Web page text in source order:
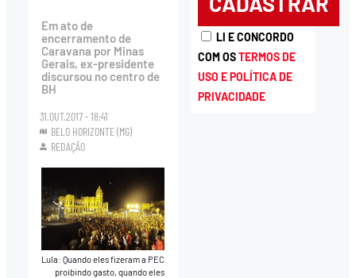
Em ato de
encerramento de
Caravana por Minas
Gerais, ex-presidente
discursou no centro de
BH
31.OUT.2017 - 18:41
BELO HORIZONTE (MG)
REDAÇÃO
Lula: Quando eles fizeram a PEC
proibindo gasto, quando eles
LI E CONCORDO
COM OSTERMOS DE
USO E POLÍTICA DE
PRIVACIDADE